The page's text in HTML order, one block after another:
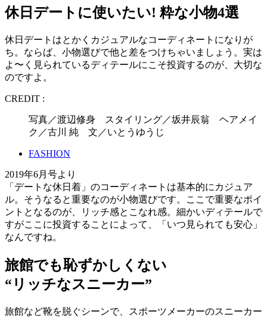
休日デートに使いたい! 粋な小物4選
休日デートはとかくカジュアルなコーディネートになりが
ち。ならば、小物選びで他と差をつけちゃいましょう。実は
よ〜く見られているディテールにこそ投資するのが、大切な
のですよ。
CREDIT :
写真／渡辺修身 スタイリング／坂井辰翁 ヘアメイ
ク／古川 純 文／いとうゆうじ
FASHION
2019年6月号より
「デートな休日着」のコーディネートは基本的にカジュア
ル。そうなると重要なのが小物選びです。ここで重要なポイ
ントとなるのが、リッチ感とこなれ感。細かいディテールで
すがここに投資することによって、「いつ見られても安心」
なんですね。
旅館でも恥ずかしくない
“リッチなスニーカー”
旅館など靴を脱ぐシーンで、スポーツメーカーのスニーカー